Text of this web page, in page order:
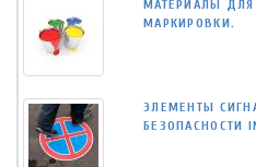
МАТЕРИАЛЫ
МАРКИРОВКИ.
ЭЛЕМЕНТЫ
БЕЗОПАСНОСТИ